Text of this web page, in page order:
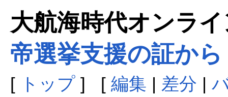
大航海時代オンラ
帝選挙支援の証から
[ トップ] [ 編集 | 差分 |